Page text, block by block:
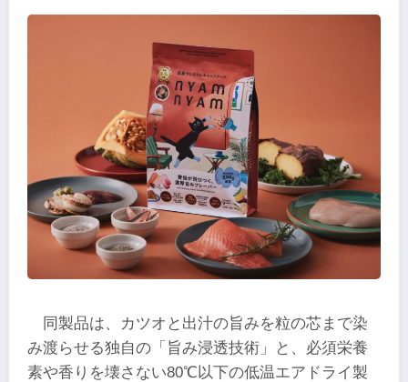
同製品は、カツオと出汁の旨みを粒の芯まで染
み渡らせる独自の「旨み浸透技術」と、必須栄養
素や香りを壊さない80℃以下の低温エアドライ製